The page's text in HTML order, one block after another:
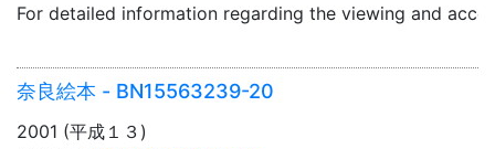
For detailed information regarding the viewing and
奈良絵本 - BN15563239-20
2001 (平成１３)